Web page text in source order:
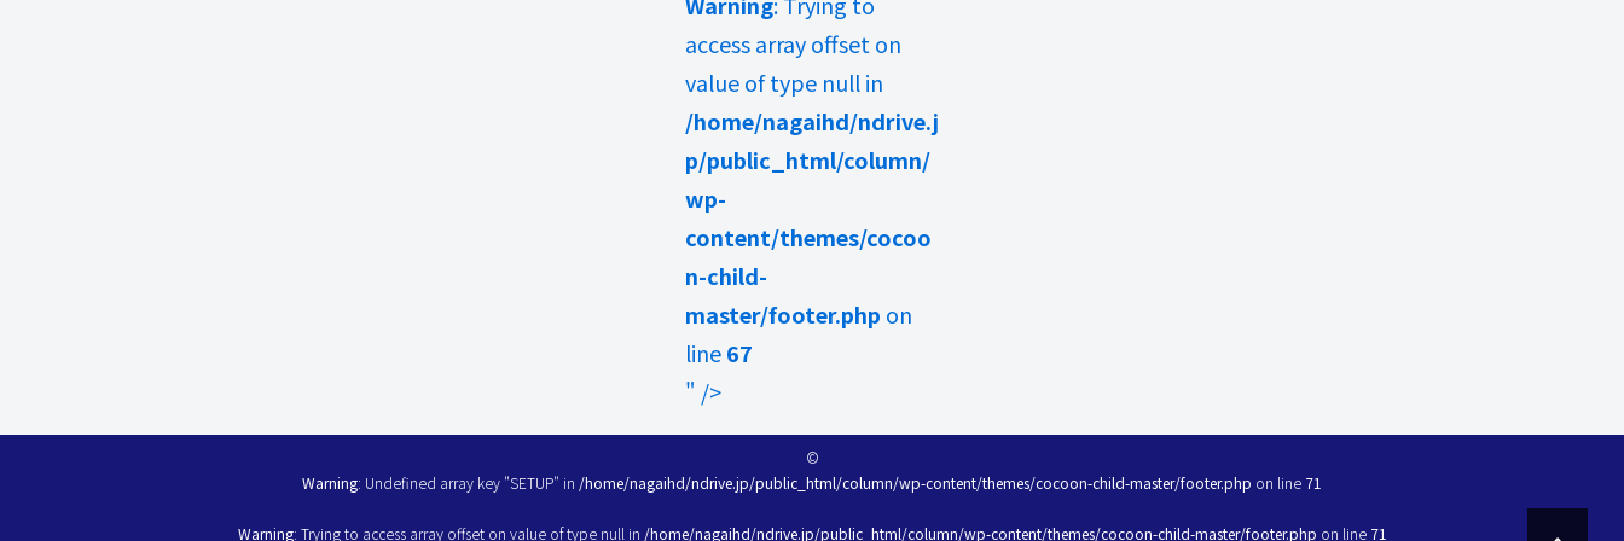
access array offset on
value of type null in
/home/nagaihd/ndrive.j
p/public_html/column/
wp-
content/themes/cocoo
n-child-
master/footer.php on
line67
" />
©
Warning: Undefined array key "SETUP" in /home/nagaihd/ndrive.jp/public_html/column/wp-content/themes/cocoon-child-master/footer.php on line 71
Warning: Trying to access array offset on value of type null in /home/nagaihd/ndrive.jp/public_html/column/wp-content/themes/cocoon-child-master/footer.php on line 71